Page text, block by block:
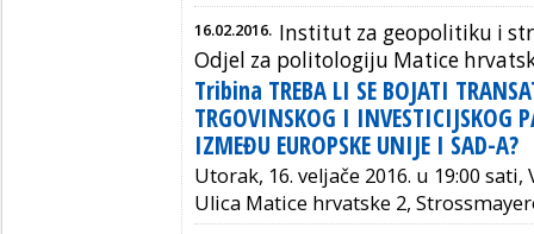
16.02.2016. Institut za geopolitiku i
Odjel za politologiju Matice
Tribina TREBA LI SE BOJATI
TRGOVINSKOG I INVESTICIJSKOG
IZMEĐU EUROPSKE UNIJE I SAD-A?
Utorak, 16. veljače 2016. u 19:00
Ulica Matice hrvatske 2,